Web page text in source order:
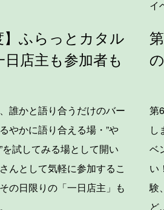
】ふらっとカタル
店主も参加者も
誰かと語り合うだけのバー
やかに語り合える場・”や
を試してみる場として開い
んとして気軽に参加するこ
の日限りの「一日店主」も
イ
第
し
ベ
い
験
ど